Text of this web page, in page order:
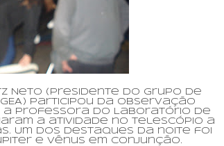
Neto (Presidente do Grupo de
participou da observação
a professora do Laboratório de
a atividade no telescópio a
Um dos destaques da noite foi
e Vênus em conjunção.